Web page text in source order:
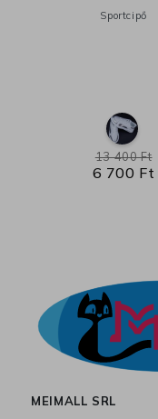
Sportcipő
6 700 Ft
13 400 Ft
MEIMALL SRL